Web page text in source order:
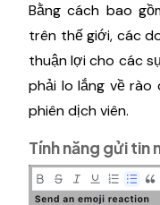
Bằng cách bao
trên thế giới, các
thuận lợi cho các
phải lo lắng về rào
phiên dịch viên.
Tính năng gửi tin